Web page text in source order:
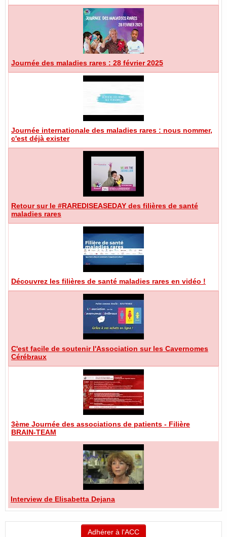
Journée des maladies rares : 28 février 2025
Journée internationale des maladies rares : nous nommer,
c'est déjà exister
Retour sur le #RAREDISEASEDAY des filières de santé
maladies rares
Découvrez les filières de santé maladies rares en vidéo !
C'est facile de soutenir l'Association sur les Cavernomes
Cérébraux
3ème Journée des associations de patients - Filière
BRAIN-TEAM
Interview de Elisabetta Dejana
Adhérer à l'ACC